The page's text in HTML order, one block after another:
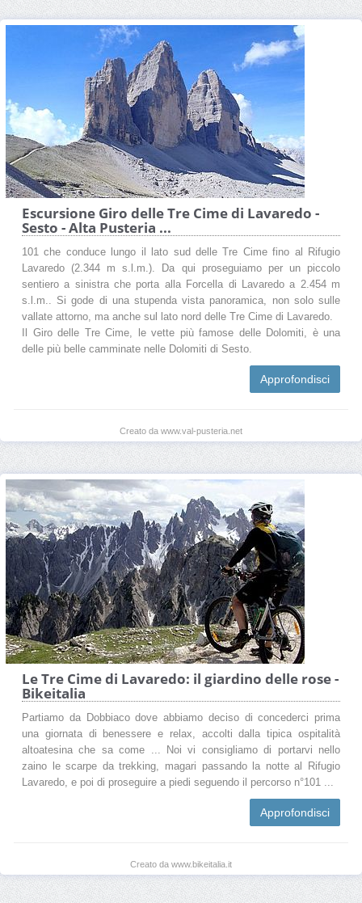
Escursione Giro delle Tre Cime di Lavaredo -
Sesto - Alta Pusteria ...
101 che conduce lungo il lato sud delle Tre Cime fino al Rifugio
Lavaredo (2.344 m s.l.m.). Da qui proseguiamo per un piccolo
sentiero a sinistra che porta alla Forcella di Lavaredo a 2.454 m
s.l.m.. Si gode di una stupenda vista panoramica, non solo sulle
vallate attorno, ma anche sul lato nord delle Tre Cime di Lavaredo.
Il Giro delle Tre Cime, le vette più famose delle Dolomiti, è una
delle più belle camminate nelle Dolomiti di Sesto.
Approfondisci
Creato da www.val-pusteria.net
Le Tre Cime di Lavaredo: il giardino delle rose -
Bikeitalia
Partiamo da Dobbiaco dove abbiamo deciso di concederci prima
una giornata di benessere e relax, accolti dalla tipica ospitalità
altoatesina che sa come ... Noi vi consigliamo di portarvi nello
zaino le scarpe da trekking, magari passando la notte al Rifugio
Lavaredo, e poi di proseguire a piedi seguendo il percorso n°101 ...
Approfondisci
Creato da www.bikeitalia.it